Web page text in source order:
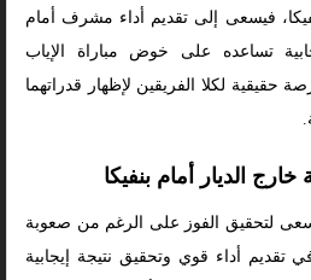
فيسعى إلى تقديم أداء مشرف أمام
تساعده على خوض مباراة الإياب
حقيقية لكلا الفريقين لإظهار قدراتهما
الديار أمام بنفيكا
لتحقيق الفوز على الرغم من صعوبة
في تقديم أداء قوي وتحقيق نتيجة إيجابية